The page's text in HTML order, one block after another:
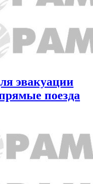
эвакуации
поезда